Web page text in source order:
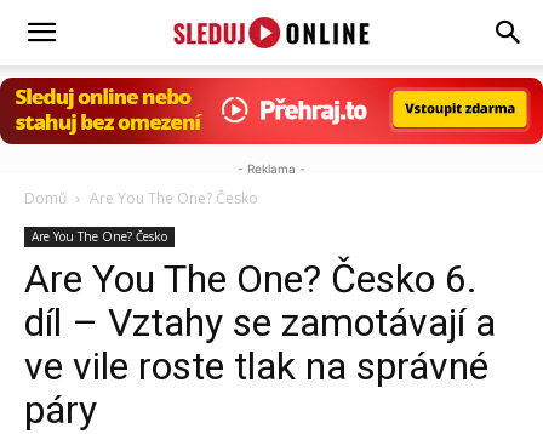
Sleduj.online
- Reklama -
Domů Are You The One? Česko
Are You The One? Česko
Are You The One? Česko 6.
díl – Vztahy se zamotávají a
ve vile roste tlak na správné
páry